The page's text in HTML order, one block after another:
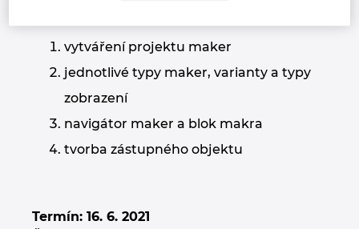
vytváření projektu maker
jednotlivé typy maker, varianty a typy
zobrazení
navigátor maker a blok makra
tvorba zástupného objektu
Termín: 16. 6. 2021
Chorvatsko
Indonesie